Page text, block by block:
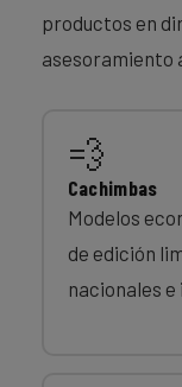
productos en
asesoramiento
💨
Cachimbas
Modelos
de edición
nacionales